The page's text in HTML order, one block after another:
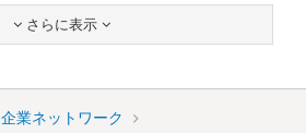
さらに表示 
企業ネットワーク